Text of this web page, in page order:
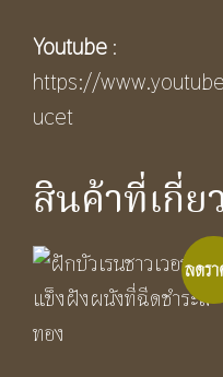
Youtube :
https://
ucet
สินค้าที่เกี่ย
ลดร